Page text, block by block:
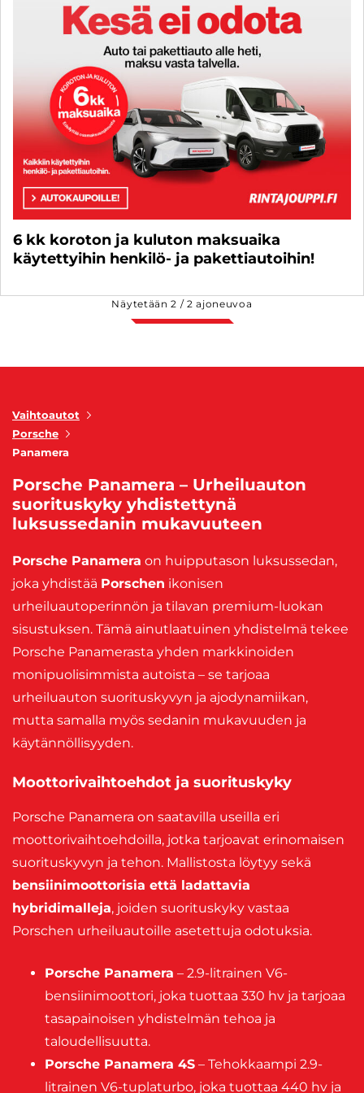
6 kk koroton ja kuluton maksuaika
käytettyihin henkilö- ja pakettiautoihin!
Näytetään2 /2 ajoneuvoa
Vaihtoautot
Porsche
Panamera
Porsche Panamera – Urheiluauton
suorituskyky yhdistettynä
luksussedanin mukavuuteen
Porsche Panamera on huipputason luksussedan,
joka yhdistää Porschen ikonisen
urheiluautoperinnön ja tilavan premium-luokan
sisustuksen. Tämä ainutlaatuinen yhdistelmä tekee
Porsche Panamerasta yhden markkinoiden
monipuolisimmista autoista – se tarjoaa
urheiluauton suorituskyvyn ja ajodynamiikan,
mutta samalla myös sedanin mukavuuden ja
käytännöllisyyden.
Moottorivaihtoehdot ja suorituskyky
Porsche Panamera on saatavilla useilla eri
moottorivaihtoehdoilla, jotka tarjoavat erinomaisen
suorituskyvyn ja tehon. Mallistosta löytyy sekä
bensiinimoottorisia että ladattavia
hybridimalleja, joiden suorituskyky vastaa
Porschen urheiluautoille asetettuja odotuksia.
Porsche Panamera – 2.9-litrainen V6-
bensiinimoottori, joka tuottaa 330 hv ja tarjoaa
tasapainoisen yhdistelmän tehoa ja
taloudellisuutta.
Porsche Panamera 4S – Tehokkaampi 2.9-
litrainen V6-tuplaturbo, joka tuottaa 440 hv ja